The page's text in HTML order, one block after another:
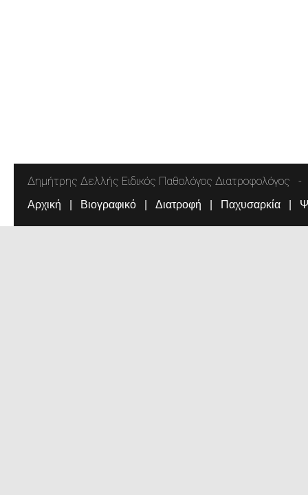
Δημήτρης Δελλής Ειδικός Παθολόγος Διατροφολόγος
Αρχική Βιογραφικό Διατροφή Παχυσαρκία